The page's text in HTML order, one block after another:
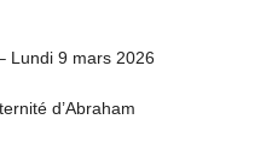
Lundi 9 mars 2026
d’Abraham